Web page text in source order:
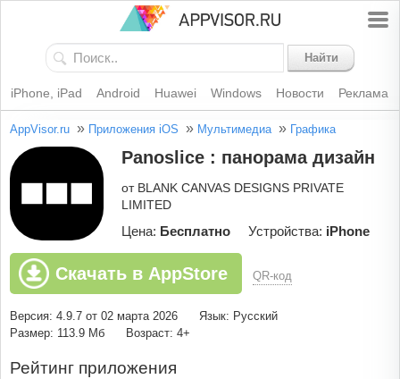
Найти
iPhone, iPad Android Huawei Windows Новости Реклама
AppVisor.ru » Приложения iOS » Мультимедиа » Графика
Panoslice : панорамa дизайн
от BLANK CANVAS DESIGNS PRIVATE
LIMITED
Цена: Бесплатно Устройства: iPhone
Скачать в AppStore QR-код
Версия: 4.9.7 от 02 марта 2026
Язык: Русский
Размер: 113.9 Мб
Возраст: 4+
Рейтинг приложения